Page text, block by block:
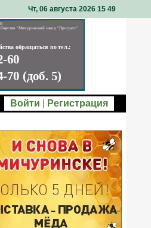
Чт, 06 августа 2026 15 49
Войти Регистрация